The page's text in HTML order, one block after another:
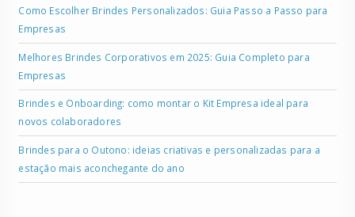
Como Escolher Brindes Personalizados: Guia Passo a Passo para
Empresas
Melhores Brindes Corporativos em 2025: Guia Completo para
Empresas
Brindes e Onboarding: como montar o Kit Empresa ideal para
novos colaboradores
Brindes para o Outono: ideias criativas e personalizadas para a
estação mais aconchegante do ano